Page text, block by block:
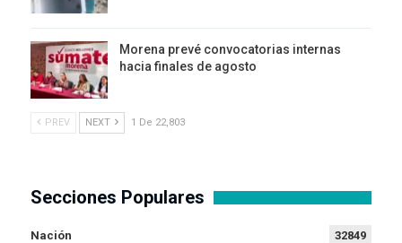
Morena prevé convocatorias internas
hacia finales de agosto
PREV NEXT 1 De 22,803
Secciones Populares
Nación 32849